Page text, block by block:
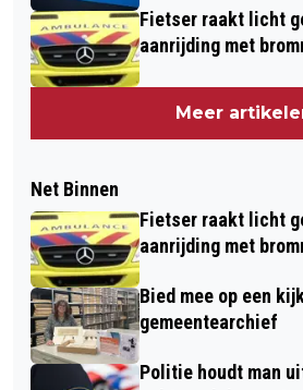
Fietser raakt licht
aanrijding met
Meer
Net Binnen
Fietser raakt licht
aanrijding met
Bied mee op een
gemeentearchief
Politie houdt man